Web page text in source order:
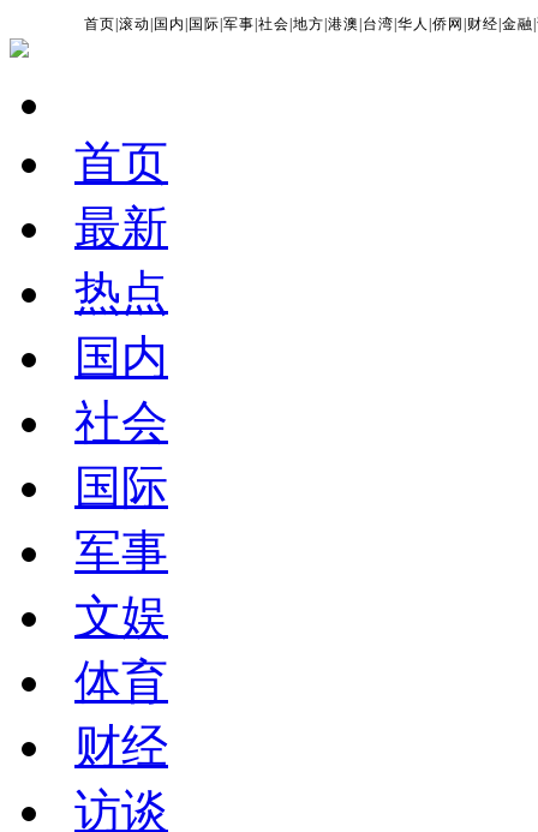
首页 |滚动 国内 国际 |军事 |社会 |地方 |港澳 台湾 |华人 |侨网 财经 |金融 |
首页
最新
热点
国内
社会
国际
军事
文娱
体育
财经
访谈